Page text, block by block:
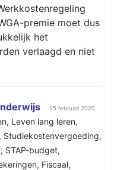
premie moet dus
het
verlaagd en niet
15 februari 2020
, Leven lang leren,
, Studiekostenvergoeding,
, STAP-budget,
, Fiscaal,